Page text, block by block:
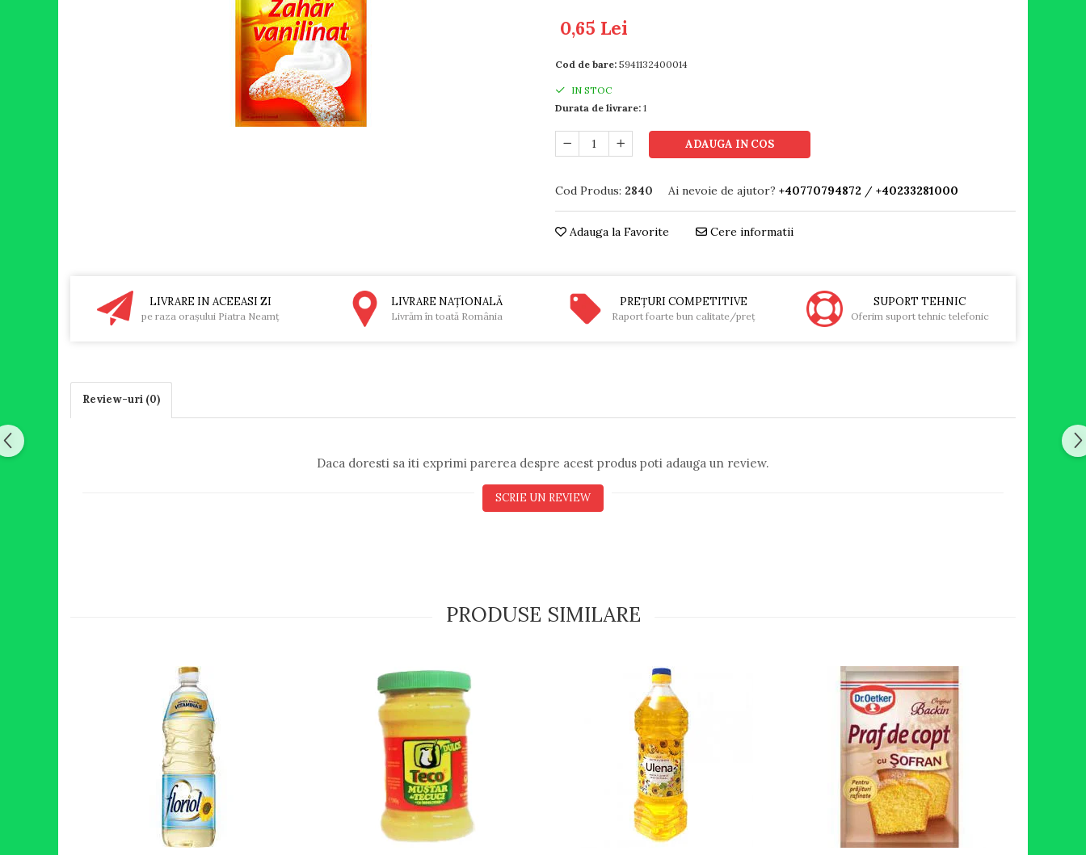
0,65 Lei
Cod de bare: 5941132400014
IN STOC
Durata de livrare: 1
ADAUGA IN COS
Cod Produs: 2840 Ai nevoie de ajutor? +40770794872 / +40233281000
Adauga la Favorite Cere informatii
LIVRARE IN ACEEASI ZI
pe raza oraşului Piatra Neamţ
LIVRARE NAŢIONALĂ
Livrăm în toată România
PREŢURI COMPETITIVE
Raport foarte bun calitate/preţ
SUPORT TEHNIC
Oferim suport tehnic telefonic
Review-uri (0)
Daca doresti sa iti exprimi parerea despre acest produs poti adauga un review.
SCRIE UN REVIEW
PRODUSE SIMILARE